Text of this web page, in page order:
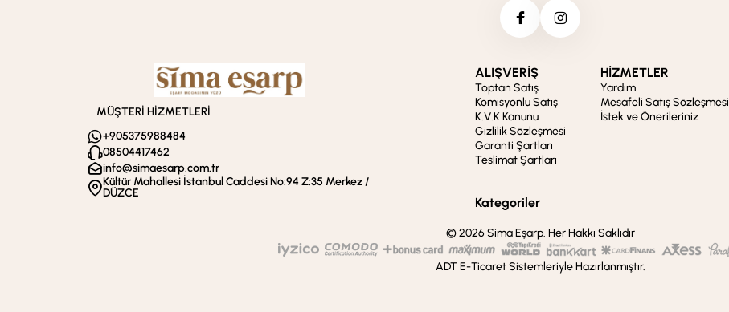
MÜŞTERİ HİZMETLERİ
+905375988484
08504417462
info@simaesarp.com.tr
Kültür Mahallesi İstanbul Caddesi No:94 Z:35 Merkez /
DÜZCE
ALIŞVERİŞ
Toptan Satış
Komisyonlu Satış
K.V.K Kanunu
Gizlilik Sözleşmesi
Garanti Şartları
Teslimat Şartları
HİZMETLER
Yardım
Mesafeli Satış Sözleşmesi
İstek ve Önerileriniz
Kategoriler
© 2026 Sima Eşarp. Her Hakkı Saklıdır
ADT E-Ticaret Sistemleriyle Hazırlanmıştır.